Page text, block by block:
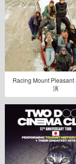
Racing Mount Pleasant
演